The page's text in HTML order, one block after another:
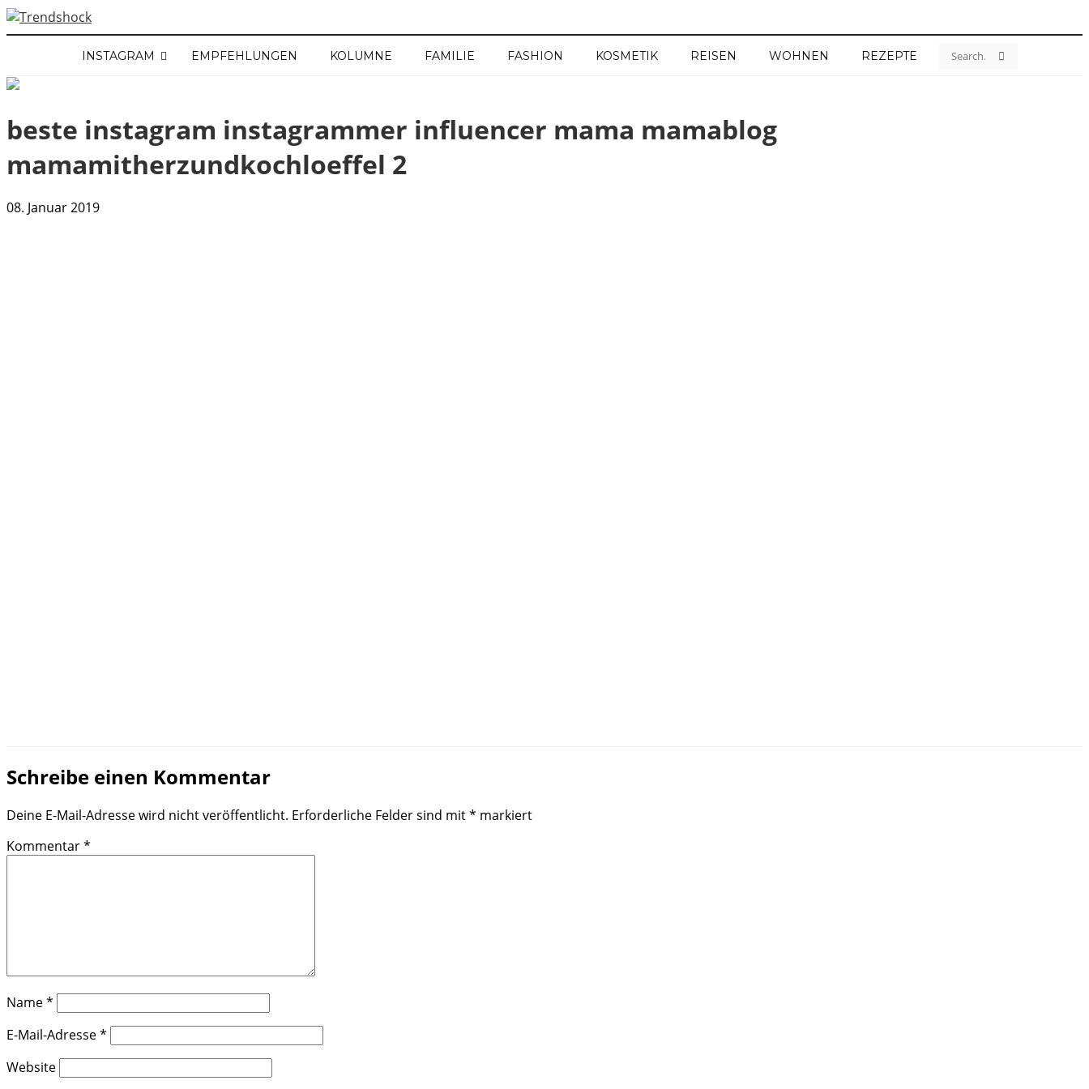
INSTAGRAM EMPFEHLUNGEN KOLUMNE FAMILIE FASHION KOSMETIK REISEN WOHNEN REZEPTE
beste instagram instagrammer influencer mama mamablog
mamamitherzundkochloeffel 2
08. Januar 2019
Schreibe einen Kommentar
Deine E-Mail-Adresse wird nicht veröffentlicht. Erforderliche Felder sind mit* markiert
Kommentar*
Name*
E-Mail-Adresse*
Website